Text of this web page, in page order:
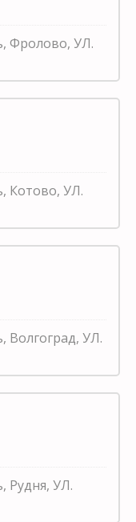
Фролово, УЛ.
Котово, УЛ.
Волгоград, УЛ.
Рудня, УЛ.